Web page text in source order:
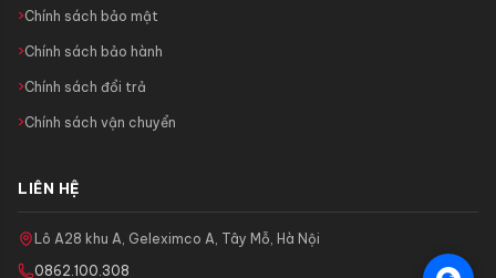
Chính sách bảo mật
Chính sách bảo hành
Chính sách đổi trả
Chính sách vận chuyển
LIÊN HỆ
Lô A28 khu A, Geleximco A, Tây Mỗ, Hà Nội
0862.100.308